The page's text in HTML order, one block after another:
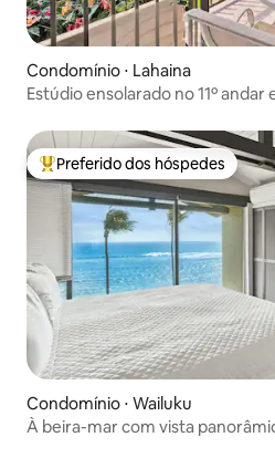
Condomínio ⋅ Lahaina
Estúdio ensolarado no 11º andar
Entre os melhores preferidos
Preferido dos hóspedes
Condomínio ⋅ Wailuku
À beira-mar com vista